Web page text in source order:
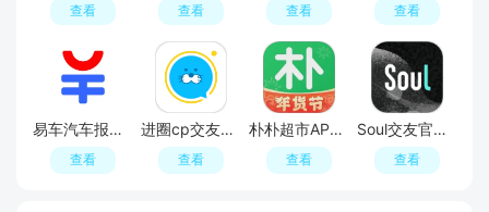
查看 查看 查看 查看
易车汽车报价APP官方正版
查看
进圈cp交友软件手机版
查看
朴朴超市APP最新版本
查看
Soul交友官方APP最新版
查看